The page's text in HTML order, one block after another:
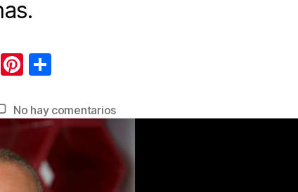
E Pi
er
e
st
m
p
tir
No hay comentariosen
a
s